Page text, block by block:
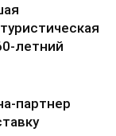
летний
партнер